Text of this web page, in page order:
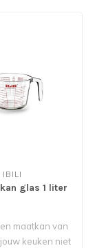
IBILI
glas 1 liter
maatkan van
keuken niet